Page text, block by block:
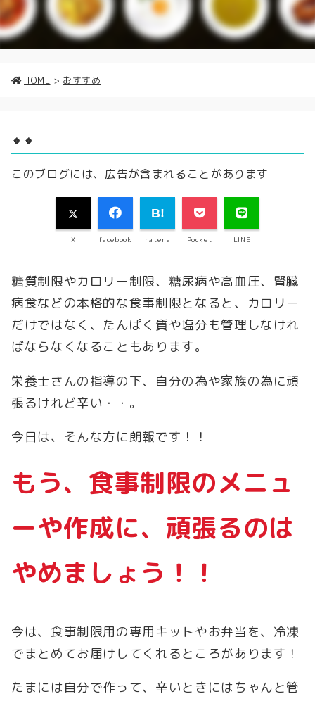
HOME > おすすめ
🔸🔸
このブログには、広告が含まれることがあります
X facebook hatena Pocket LINE
糖質制限やカロリー制限、糖尿病や高血圧、腎臓
病食などの本格的な食事制限となると、カロリー
だけではなく、たんぱく質や塩分も管理しなけれ
ばならなくなることもあります。
栄養士さんの指導の下、自分の為や家族の為に頑
張るけれど辛い・・。
今日は、そんな方に朗報です！！
もう、食事制限のメニュ
ーや作成に、頑張るのは
やめましょう！！
今は、食事制限用の専用キットやお弁当を、冷凍
でまとめてお届けしてくれるところがあります！
たまには自分で作って、辛いときにはちゃんと管